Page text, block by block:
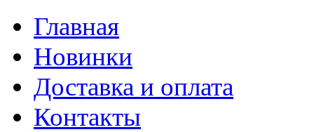
Главная
Новинки
Доставка и оплата
Контакты